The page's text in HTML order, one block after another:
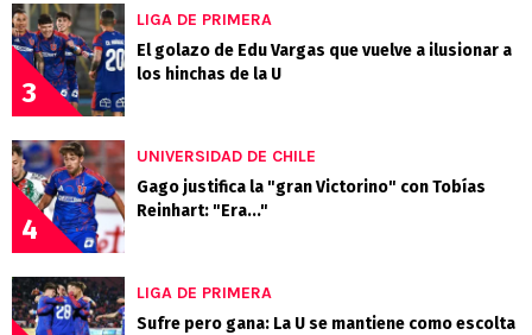
3
LIGA DE PRIMERA
El golazo de Edu Vargas que vuelve a ilusionar a
los hinchas de la U
4
UNIVERSIDAD DE CHILE
Gago justifica la "gran Victorino" con Tobías
Reinhart: "Era..."
LIGA DE PRIMERA
Sufre pero gana: La U se mantiene como escolta